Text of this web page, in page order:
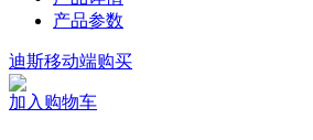
产品参数
迪斯移动端购买
加入购物车